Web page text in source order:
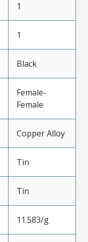
1
1
Black
Female-
Female
Copper Alloy
Tin
Tin
11.583/g